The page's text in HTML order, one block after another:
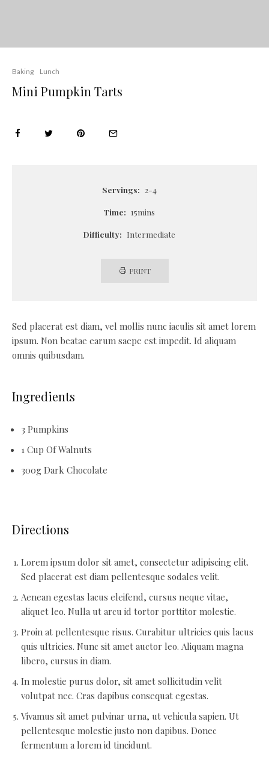
Baking Lunch
Mini Pumpkin Tarts
Servings: 2-4
Time: 15mins
Difficulty: Intermediate
PRINT
Sed placerat est diam, vel mollis nunc iaculis sit amet lorem
ipsum. Non beatae earum saepe est impedit. Id aliquam
omnis quibusdam.
Ingredients
3 Pumpkins
1 Cup Of Walnuts
300g Dark Chocolate
Directions
Lorem ipsum dolor sit amet, consectetur adipiscing elit.
Sed placerat est diam pellentesque sodales velit.
Aenean egestas lacus eleifend, cursus neque vitae,
aliquet leo. Nulla ut arcu id tortor porttitor molestie.
Proin at pellentesque risus. Curabitur ultricies quis lacus
quis ultricies. Nunc sit amet auctor leo. Aliquam magna
libero, cursus in diam.
In molestie purus dolor, sit amet sollicitudin velit
volutpat nec. Cras dapibus consequat egestas.
Vivamus sit amet pulvinar urna, ut vehicula sapien. Ut
pellentesque molestie justo non dapibus. Donec
fermentum a lorem id tincidunt.